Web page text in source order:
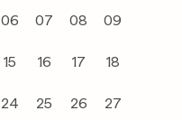
06 07 08 09
15 16 17 18
24 25 26 27